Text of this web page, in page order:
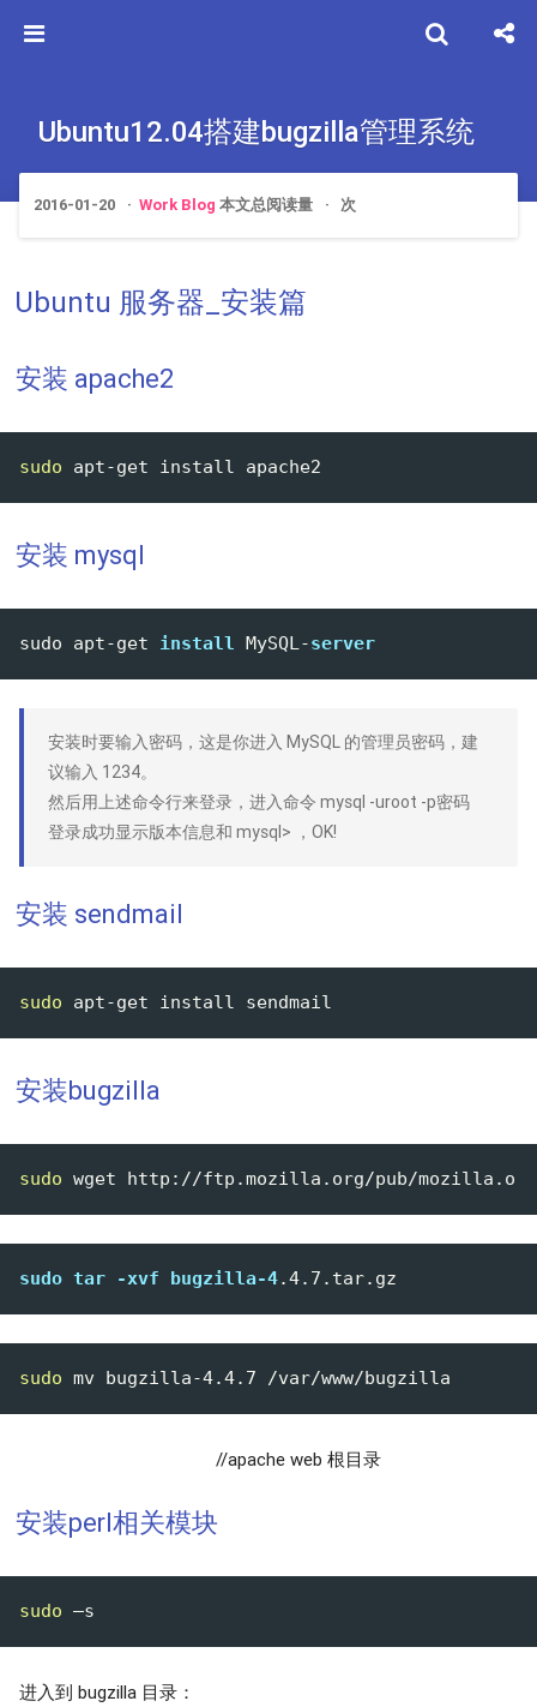
Ubuntu12.04搭建bugzilla管理系统
2016-01-20 Work Blog 本文总阅读量 次
Ubuntu 服务器_安装篇
安装 apache2
sudo
安装 mysql
sudo apt-get install MySQL-server
安装时要输入密码，这是你进入 MySQL 的管理员密码，建
议输入 1234。
然后用上述命令行来登录，进入命令 mysql -uroot -p密码
登录成功显示版本信息和 mysql> ，OK!
安装 sendmail
sudo
安装bugzilla
sudo
sudo tar -xvf bugzilla-4.4.7 .tar.gz
sudo mv bugzilla-4.4. 7
//apache web 根目录
安装perl相关模块
sudo
进入到 bugzilla 目录：